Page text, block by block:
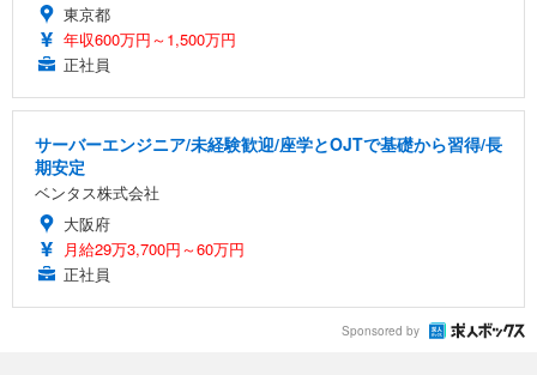
東京都
年収600万円～1,500万円
正社員
サーバーエンジニア/未経験歓迎/座学とOJTで基礎から習得/長
期安定
ベンタス株式会社
大阪府
月給29万3,700円～60万円
正社員
Sponsored by